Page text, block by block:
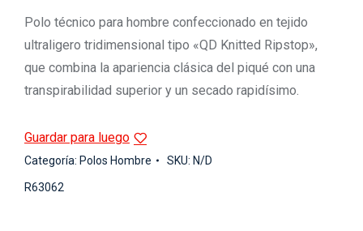
Polo técnico para hombre confeccionado en tejido
ultraligero tridimensional tipo «QD Knitted Ripstop»,
que combina la apariencia clásica del piqué con una
transpirabilidad superior y un secado rapidísimo.
Guardar para luego
Categoría: Polos Hombre SKU: N/D
R63062